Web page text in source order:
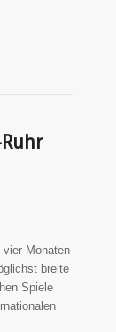
vier Monaten
breite
Spiele